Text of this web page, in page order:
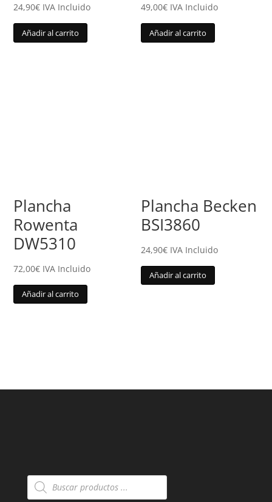
24,90€ IVA Incluido
Añadir al carrito
49,00€ IVA Incluido
Añadir al carrito
Plancha
Rowenta
DW5310
72,00€ IVA Incluido
Añadir al carrito
Plancha Becken
BSI3860
24,90€ IVA Incluido
Añadir al carrito
Búsqueda
de